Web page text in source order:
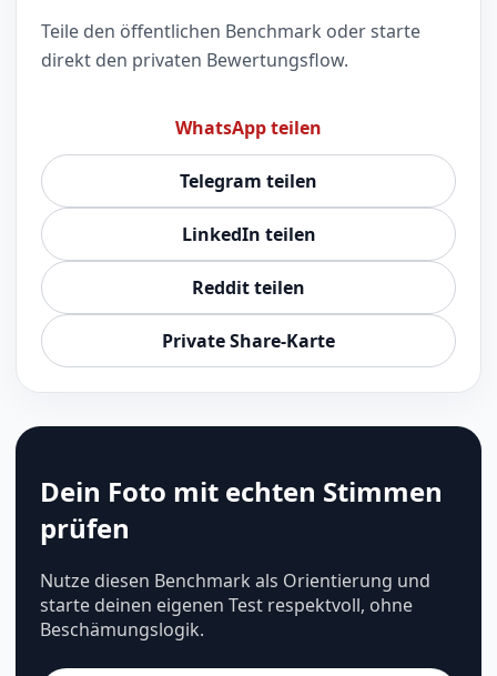
Teile den öffentlichen Benchmark oder starte
direkt den privaten Bewertungsflow.
WhatsApp teilen
Telegram teilen
LinkedIn teilen
Reddit teilen
Private Share-Karte
Dein Foto mit echten Stimmen
prüfen
Nutze diesen Benchmark als Orientierung und
starte deinen eigenen Test respektvoll, ohne
Beschämungslogik.